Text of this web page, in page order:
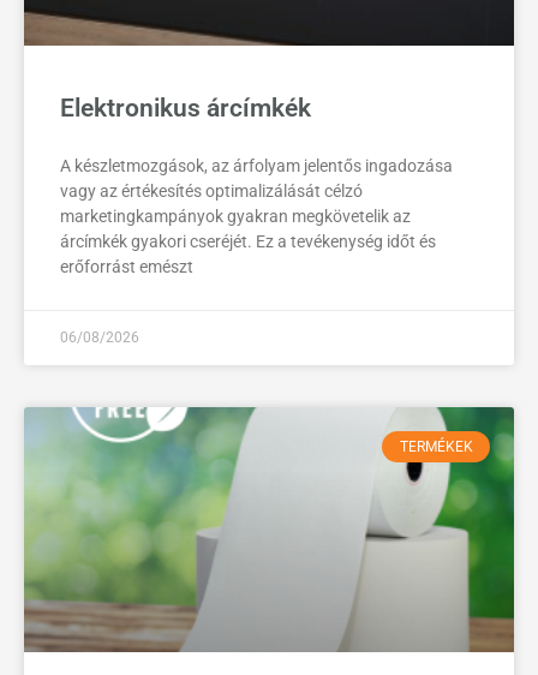
Elektronikus árcímkék
A készletmozgások, az árfolyam jelentős ingadozása
vagy az értékesítés optimalizálását célzó
marketingkampányok gyakran megkövetelik az
árcímkék gyakori cseréjét. Ez a tevékenység időt és
erőforrást emészt
06/08/2026
TERMÉKEK